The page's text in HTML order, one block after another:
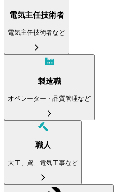
電気主任技術者
電気主任技術者など
製造職
オペレーター・品質管理など
職人
大工、鳶、電気工事など